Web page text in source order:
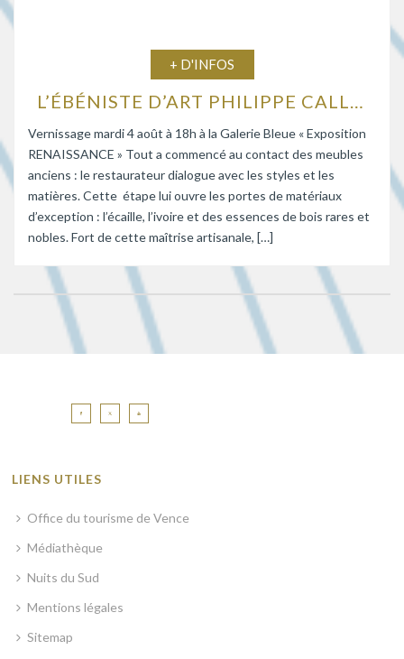
+ D'INFOS
Vernissage mardi 4 août à 18h à la Galerie Bleue « Exposition
RENAISSANCE » Tout a commencé au contact des meubles
anciens : le restaurateur dialogue avec les styles et les
matières. Cette étape lui ouvre les portes de matériaux
d’exception : l’écaille, l’ivoire et des essences de bois rares et
nobles. Fort de cette maîtrise artisanale, […]
LIENS UTILES
Office du tourisme de Vence
Médiathèque
Nuits du Sud
Mentions légales
Sitemap